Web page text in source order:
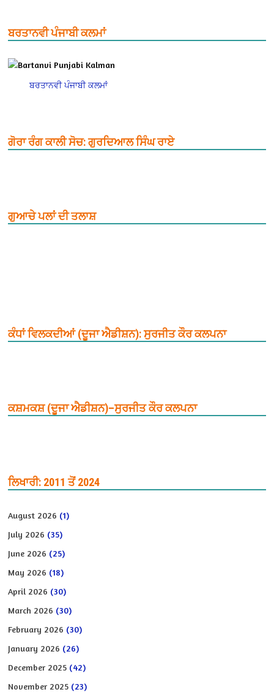
ਬਰਤਾਨਵੀ ਪੰਜਾਬੀ ਕਲਮਾਂ
ਬਰਤਾਨਵੀ ਪੰਜਾਬੀ ਕਲਮਾਂ
ਗੋਰਾ ਰੰਗ ਕਾਲੀ ਸੋਚ: ਗੁਰਦਿਆਲ ਸਿੰਘ ਰਾਏ
ਗੁਆਚੇ ਪਲਾਂ ਦੀ ਤਲਾਸ਼
ਕੰਧਾਂ ਵਿਲਕਦੀਆਂ (ਦੂਜਾ ਐਡੀਸ਼ਨ): ਸੁਰਜੀਤ ਕੌਰ ਕਲਪਨਾ
ਕਸ਼ਮਕਸ਼ (ਦੂਜਾ ਐਡੀਸ਼ਨ)–ਸੁਰਜੀਤ ਕੌਰ ਕਲਪਨਾ
ਲਿਖਾਰੀ: 2011 ਤੋਂ 2024
August 2026 (1)
July 2026 (35)
June 2026 (25)
May 2026 (18)
April 2026 (30)
March 2026 (30)
February 2026 (30)
January 2026 (26)
December 2025 (42)
November 2025 (23)